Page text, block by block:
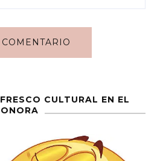
CULTURAL EN EL